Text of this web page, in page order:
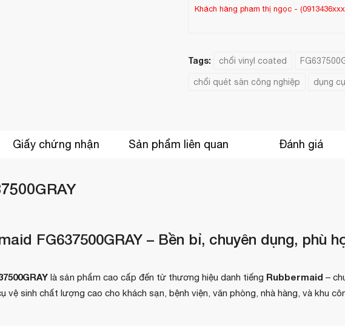
Khách hàng Shop Thúy-(0944604xxx)đã
Tags: chổi vinyl coated
chổi quét sàn công nghiệp dụng
Giấy chứng nhận Sản phẩm liên quan Đánh giá
FG637500GRAY – Bền bỉ, chuyên dụng, phù
là sản phẩm cao cấp đến từ thương hiệu danh tiếng Rubbermaid –
vệ sinh chất lượng cao cho khách sạn, bệnh viện, văn phòng, nhà hàng, và khu